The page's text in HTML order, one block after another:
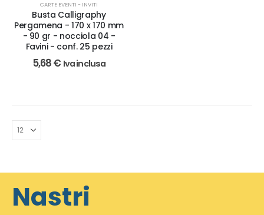
CARTE EVENTI - INVITI
Busta Calligraphy
Pergamena - 170 x 170 mm
- 90 gr - nocciola 04 -
Favini - conf. 25 pezzi
5,68€ Iva inclusa
Nastri